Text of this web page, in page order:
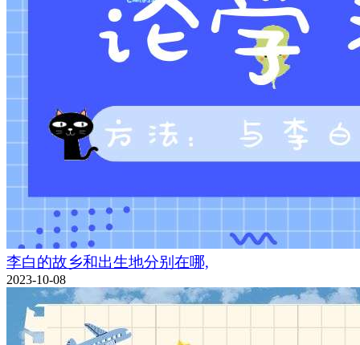
李白的故乡和出生地分别在哪,
2023-10-08